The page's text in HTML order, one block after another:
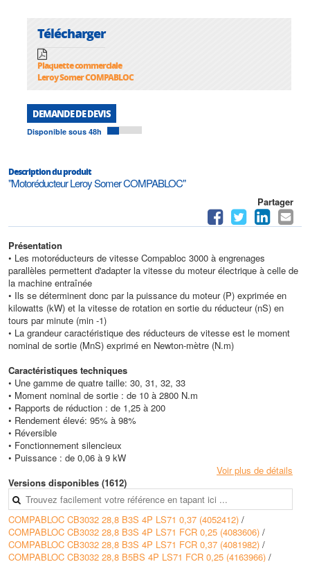
Télécharger
Plaquette commerciale
Leroy Somer COMPABLOC
DEMANDE DE DEVIS
Disponible sous 48h
Description du produit
"Motoréducteur Leroy Somer COMPABLOC"
Partager
Présentation
• Les motoréducteurs de vitesse Compabloc 3000 à engrenages
parallèles permettent d'adapter la vitesse du moteur électrique à celle de
la machine entraînée
• Ils se déterminent donc par la puissance du moteur (P) exprimée en
kilowatts (kW) et la vitesse de rotation en sortie du réducteur (nS) en
tours par minute (min -1)
• La grandeur caractéristique des réducteurs de vitesse est le moment
nominal de sortie (MnS) exprimé en Newton-mètre (N.m)
Caractéristiques techniques
• Une gamme de quatre taille: 30, 31, 32, 33
• Moment nominal de sortie : de 10 à 2800 N.m
• Rapports de réduction : de 1,25 à 200
• Rendement élevé: 95% à 98%
• Réversible
• Fonctionnement silencieux
• Puissance : de 0,06 à 9 kW
Voir plus de détails
Versions disponibles (1612)
COMPABLOC CB3032 28,8 B3S 4P LS71 0,37 (4052412) /
COMPABLOC CB3032 28,8 B3S 4P LS71 FCR 0,25 (4083606) /
COMPABLOC CB3032 28,8 B3S 4P LS71 FCR 0,37 (4081982) /
COMPABLOC CB3032 28,8 B5BS 4P LS71 FCR 0,25 (4163966) /